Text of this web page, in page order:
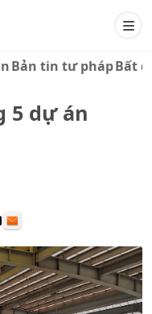
Bản tin tư phápBất
5 dự án